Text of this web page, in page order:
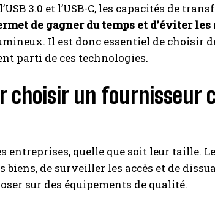
3.0 et l’USB-C, les capacités de
de gagner du temps et d’éviter
Il est donc essentiel de choisir
parti de ces technologies.
choisir un fournisseur
entreprises, quelle que soit leur taille.
de surveiller les accès et de
sur des équipements de qualité.